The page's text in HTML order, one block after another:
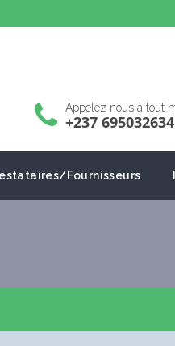
Appelez nous à tout
+237 695032634
Fournisseurs